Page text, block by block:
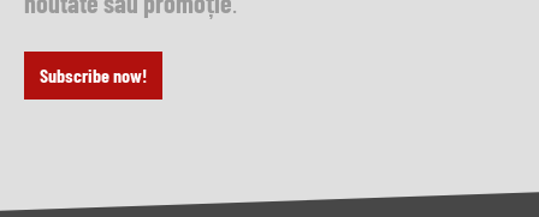
Subscribe now!